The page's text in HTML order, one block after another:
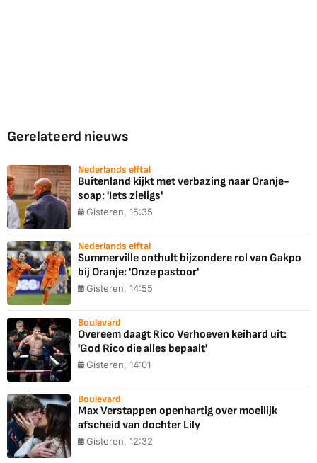
Gerelateerd nieuws
Nederlands elftal
Buitenland kijkt met verbazing naar Oranje-
soap: 'Iets zieligs'
Gisteren, 15:35
Nederlands elftal
Summerville onthult bijzondere rol van Gakpo
bij Oranje: 'Onze pastoor'
Gisteren, 14:55
Boulevard
Overeem daagt Rico Verhoeven keihard uit:
'God Rico die alles bepaalt'
Gisteren, 14:01
Boulevard
Max Verstappen openhartig over moeilijk
afscheid van dochter Lily
Gisteren, 12:32